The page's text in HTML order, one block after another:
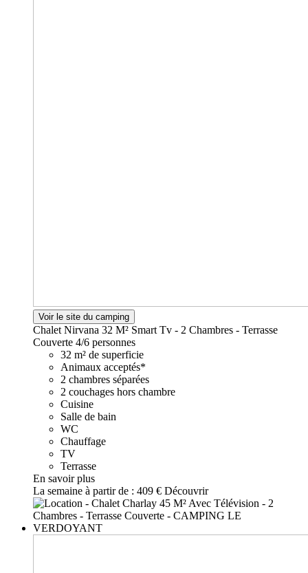
Voir le site du camping
Chalet Nirvana 32 M² Smart Tv - 2 Chambres - Terrasse
Couverte 4/6 personnes
32 m² de superficie
Animaux acceptés*
2 chambres séparées
2 couchages hors chambre
Cuisine
Salle de bain
WC
Chauffage
TV
Terrasse
En savoir plus
La semaine à partir de : 409 € Découvrir